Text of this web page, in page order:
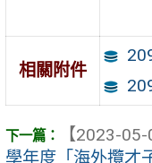
相關附件
【2023-05-
學年度「海外攬才